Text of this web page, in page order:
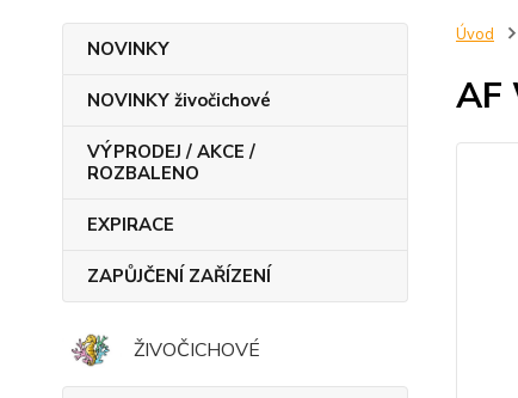
NOVINKY
NOVINKY živočichové
VÝPRODEJ / AKCE /
ROZBALENO
EXPIRACE
ZAPŮJČENÍ ZAŘÍZENÍ
ŽIVOČICHOVÉ
Úvod
AF